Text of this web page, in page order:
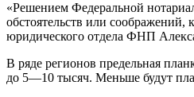
«Решением Федеральной
обстоятельств или
юридического отдела ФНП
В ряде регионов предельная
до 5—10 тысяч. Меньше будут